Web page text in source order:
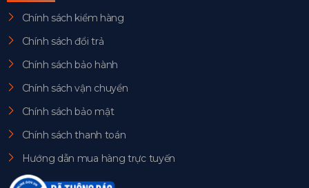
Chính sách kiểm hàng
Chính sách đổi trả
Chính sách bảo hành
Chính sách vận chuyển
Chính sách bảo mật
Chính sách thanh toán
Hướng dẫn mua hàng trực tuyến